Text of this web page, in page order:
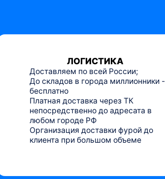
ЛОГИСТИКА
Доставляем по всей России;
До складов в города миллионники -
бесплатно
Платная доставка через ТК
непосредственно до адресата в
любом городе РФ
Организация доставки фурой до
клиента при большом объеме